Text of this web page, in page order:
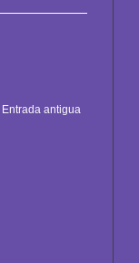
Entrada antigua